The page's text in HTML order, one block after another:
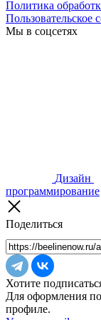
Политика
Пользовательское
Мы в соцсетях
Дизайн
программирование
Поделиться
Хотите
Для оформления
профиле.